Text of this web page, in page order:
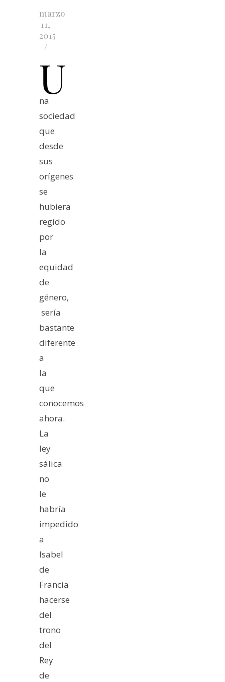
marzo
11,
2015
/
U
na
sociedad
que
desde
sus
orígenes
se
hubiera
regido
por
la
equidad
de
género,
sería
bastante
diferente
a
la
que
conocemos
ahora.
La
ley
sálica
no
le
habría
impedido
a
Isabel
de
Francia
hacerse
del
trono
del
Rey
de